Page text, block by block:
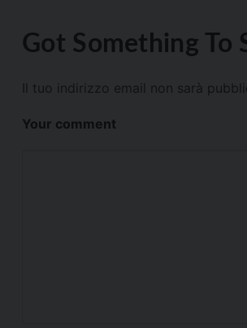
Got Something To
Il tuo indirizzo email non sarà
Your comment